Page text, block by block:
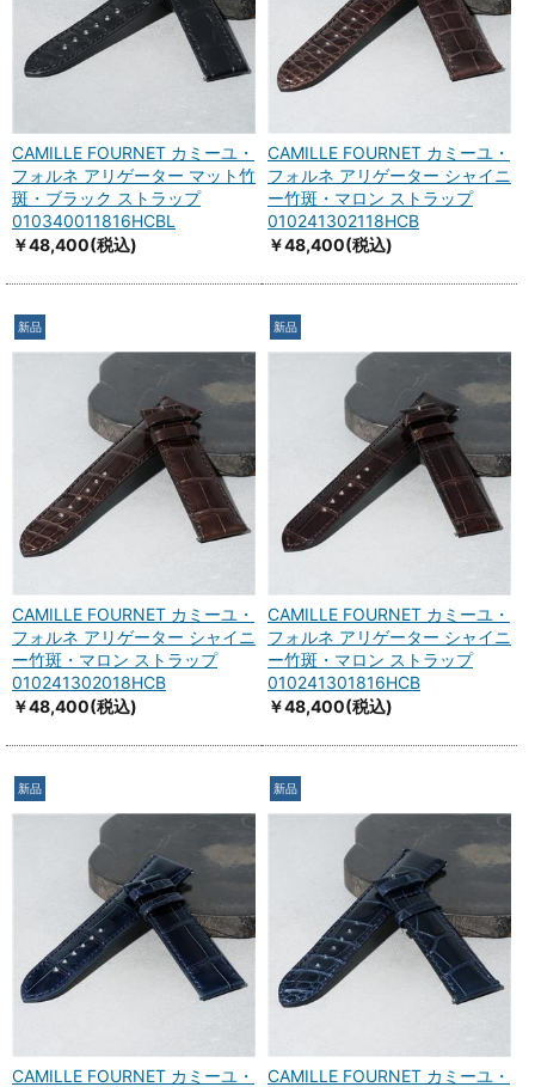
CAMILLE FOURNET カミーユ・
フォルネ アリゲーター マット竹
斑・ブラック ストラップ
010340011816HCBL
￥48,400(税込)
CAMILLE FOURNET カミーユ・
フォルネ アリゲーター シャイニ
ー竹斑・マロン ストラップ
010241302118HCB
￥48,400(税込)
新品
CAMILLE FOURNET カミーユ・
フォルネ アリゲーター シャイニ
ー竹斑・マロン ストラップ
010241302018HCB
￥48,400(税込)
新品
CAMILLE FOURNET カミーユ・
フォルネ アリゲーター シャイニ
ー竹斑・マロン ストラップ
010241301816HCB
￥48,400(税込)
新品
CAMILLE FOURNET カミーユ・
新品
CAMILLE FOURNET カミーユ・